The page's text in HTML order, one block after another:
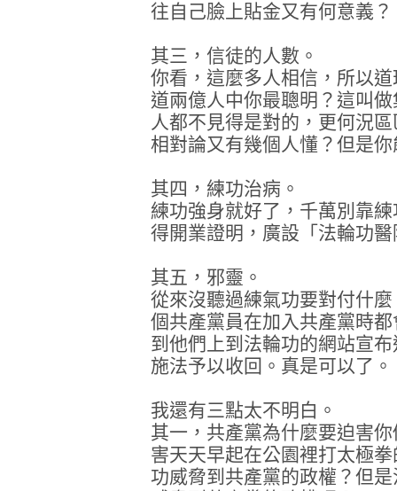
往自己臉上貼金又有何意義？
其三，信徒的人數。
你看，這麼多人相信，所以
道兩億人中你最聰明？這叫
人都不見得是對的，更何況
相對論又有幾個人懂？但是
其四，練功治病。
練功強身就好了，千萬別靠
得開業證明，廣設「法輪功
其五，邪靈。
從來沒聽過練氣功要對付什
個共產黨員在加入共產黨時
到他們上到法輪功的網站宣
施法予以收回。真是可以了。
我還有三點太不明白。
其一，共產黨為什麼要迫害
害天天早起在公園裡打太極
功威脅到共產黨的政權？但